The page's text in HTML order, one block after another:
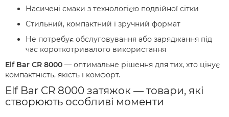
Насичені смаки з технологією подвійної сітки
Стильний, компактний і зручний формат
Не потребує обслуговування або заряджання під
час короткотривалого використання
Elf Bar CR 8000 — оптимальне рішення для тих, хто цінує
компактність, якість і комфорт.
Elf Bar CR 8000 затяжок — товари, які
створюють особливі моменти